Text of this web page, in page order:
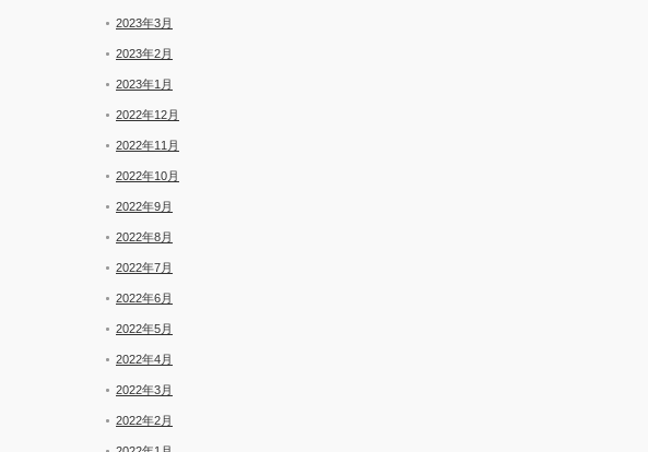
2023年3月
2023年2月
2023年1月
2022年12月
2022年11月
2022年10月
2022年9月
2022年8月
2022年7月
2022年6月
2022年5月
2022年4月
2022年3月
2022年2月